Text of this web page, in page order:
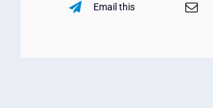
Email this